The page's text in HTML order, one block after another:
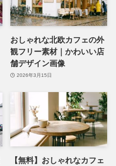
おしゃれな北欧カフェの外
観フリー素材｜かわいい店
舗デザイン画像
2026年3月15日
【無料】おしゃれなカフェ